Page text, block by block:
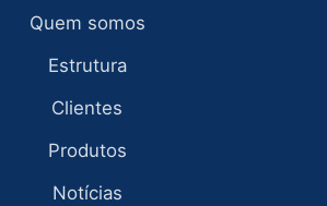
Quem somos
Estrutura
Clientes
Produtos
Notícias